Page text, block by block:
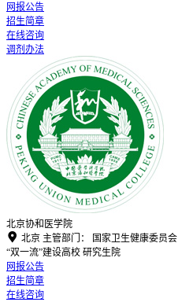
网报公告
招生简章
在线咨询
调剂办法
北京协和医学院
 北京 主管部门：
国家卫生健康委员会
“双一流”建设高校 研究生院
网报公告
招生简章
在线咨询